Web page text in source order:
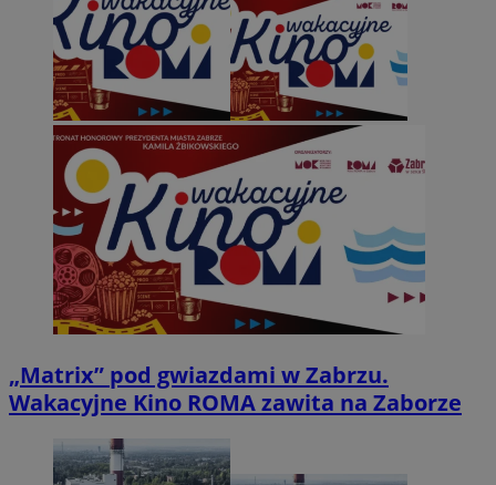
„Matrix” pod gwiazdami w Zabrzu.
Wakacyjne Kino ROMA zawita na Zaborze